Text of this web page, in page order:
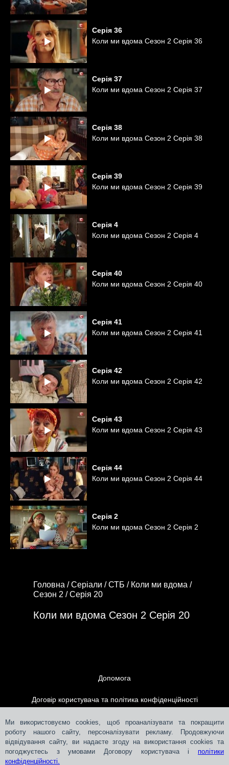
Ми використовуємо cookies, щоб проаналізувати та покращити
роботу нашого сайту, персоналізувати рекламу. Продовжуючи
відвідування сайту, ви надаєте згоду на використання cookies та
погоджуєтесь з умовами Договору користувача і політики
конфіденційності.
Серія 36
Коли ми вдома Сезон 2 Серія 36
Серія 37
Коли ми вдома Сезон 2 Серія 37
Серія 38
Коли ми вдома Сезон 2 Серія 38
Серія 39
Коли ми вдома Сезон 2 Серія 39
Серія 4
Коли ми вдома Сезон 2 Серія 4
Серія 40
Коли ми вдома Сезон 2 Серія 40
Серія 41
Коли ми вдома Сезон 2 Серія 41
Серія 42
Коли ми вдома Сезон 2 Серія 42
Серія 43
Коли ми вдома Сезон 2 Серія 43
Серія 44
Коли ми вдома Сезон 2 Серія 44
Серія 2
Коли ми вдома Сезон 2 Серія 2
Головна /Серіали /СТБ / Коли ми вдома /
Сезон 2 /Серія 20
Коли ми вдома Сезон 2 Серія 20
Допомога
Договір користувача та політика конфіденційності
Контакти
Розміщення реклами